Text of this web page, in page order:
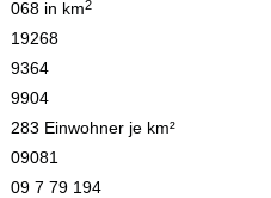
068 in km2
19268
9364
9904
283 Einwohner je km²
09081
09 7 79 194